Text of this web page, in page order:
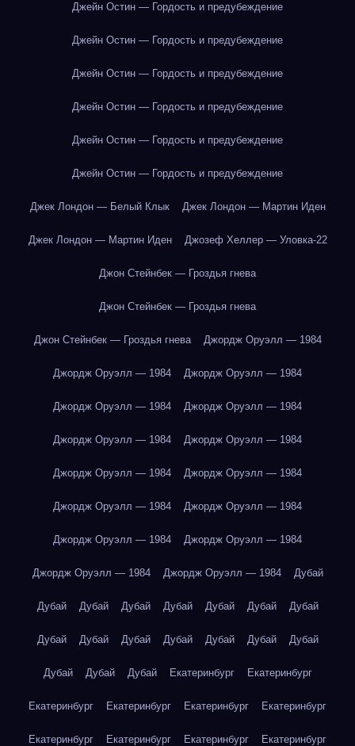
Джейн Остин — Гордость и предубеждение
Джейн Остин — Гордость и предубеждение
Джейн Остин — Гордость и предубеждение
Джейн Остин — Гордость и предубеждение
Джейн Остин — Гордость и предубеждение
Джейн Остин — Гордость и предубеждение
Джек Лондон — Белый Клык Джек Лондон — Мартин Иден
Джек Лондон — Мартин Иден Джозеф Хеллер — Уловка-22
Джон Стейнбек — Гроздья гнева
Джон Стейнбек — Гроздья гнева
Джон Стейнбек — Гроздья гнева Джордж Оруэлл — 1984
Джордж Оруэлл — 1984 Джордж Оруэлл — 1984
Джордж Оруэлл — 1984 Джордж Оруэлл — 1984
Джордж Оруэлл — 1984 Джордж Оруэлл — 1984
Джордж Оруэлл — 1984 Джордж Оруэлл — 1984
Джордж Оруэлл — 1984 Джордж Оруэлл — 1984
Джордж Оруэлл — 1984 Джордж Оруэлл — 1984
Джордж Оруэлл — 1984 Джордж Оруэлл — 1984 Дубай
Дубай Дубай Дубай Дубай Дубай Дубай Дубай
Дубай Дубай Дубай Дубай Дубай Дубай Дубай
Дубай Дубай Дубай Екатеринбург Екатеринбург
Екатеринбург Екатеринбург Екатеринбург Екатеринбург
Екатеринбург Екатеринбург Екатеринбург Екатеринбург